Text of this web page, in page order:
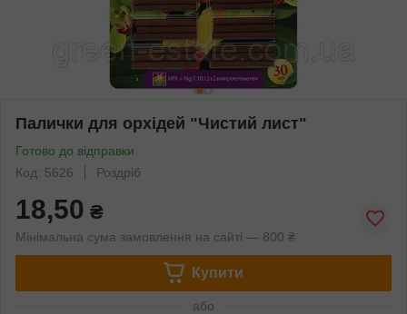
Палички для орхідей "Чистий лист"
Готово до відправки
Код: 5626
Роздріб
18,50 ₴
Мінімальна сума замовлення на сайті — 800 ₴
Купити
або